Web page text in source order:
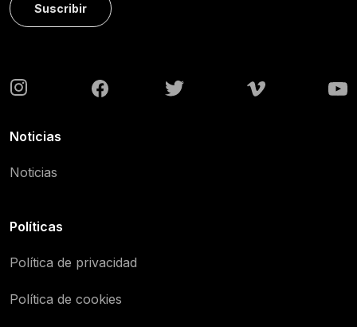
Suscribir
Noticias
Noticias
Políticas
Política de privacidad
Política de cookies